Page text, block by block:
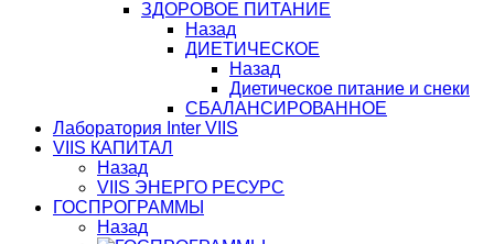
ЗДОРОВОЕ ПИТАНИЕ
Назад
ДИЕТИЧЕСКОЕ
Назад
Диетическое питание и снеки
СБАЛАНСИРОВАННОЕ
Лаборатория Inter VIIS
VIIS КАПИТАЛ
Назад
VIIS ЭНЕРГО РЕСУРС
ГОСПРОГРАММЫ
Назад